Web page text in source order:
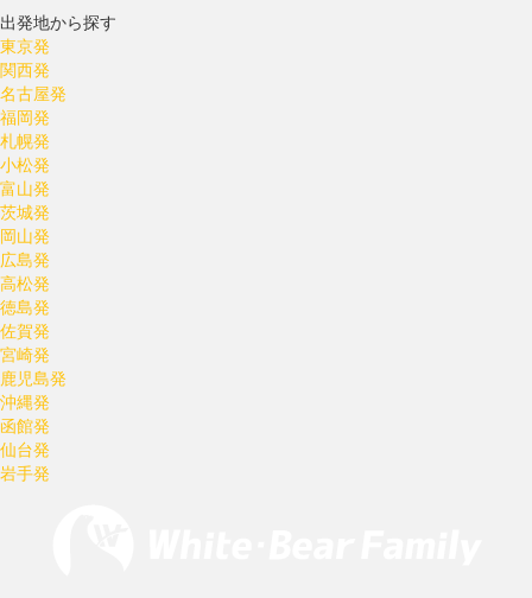
出発地から探す
東京発
関西発
名古屋発
福岡発
札幌発
小松発
富山発
茨城発
岡山発
広島発
高松発
徳島発
佐賀発
宮崎発
鹿児島発
沖縄発
函館発
仙台発
岩手発